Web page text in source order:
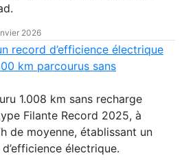
2026
record d’efficience électrique
km parcourus sans
1.008 km sans recharge
Filante Record 2025, à
de moyenne, établissant un
électrique.